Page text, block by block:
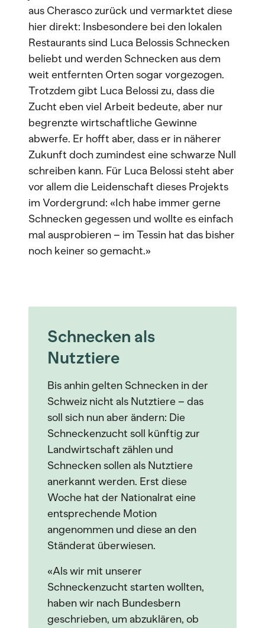
aus Cherasco zurück und vermarktet diese
hier direkt: Insbesondere bei den lokalen
Restaurants sind Luca Belossis Schnecken
beliebt und werden Schnecken aus dem
weit entfernten Orten sogar vorgezogen.
Trotzdem gibt Luca Belossi zu, dass die
Zucht eben viel Arbeit bedeute, aber nur
begrenzte wirtschaftliche Gewinne
abwerfe. Er hofft aber, dass er in näherer
Zukunft doch zumindest eine schwarze Null
schreiben kann. Für Luca Belossi steht aber
vor allem die Leidenschaft dieses Projekts
im Vordergrund: «Ich habe immer gerne
Schnecken gegessen und wollte es einfach
mal ausprobieren – im Tessin hat das bisher
noch keiner so gemacht.»
Schnecken als
Nutztiere
Bis anhin gelten Schnecken in der
Schweiz nicht als Nutztiere – das
soll sich nun aber ändern: Die
Schneckenzucht soll künftig zur
Landwirtschaft zählen und
Schnecken sollen als Nutztiere
anerkannt werden. Erst diese
Woche hat der Nationalrat eine
entsprechende Motion
angenommen und diese an den
Ständerat überwiesen.
«Als wir mit unserer
Schneckenzucht starten wollten,
haben wir nach Bundesbern
geschrieben, um abzuklären, ob